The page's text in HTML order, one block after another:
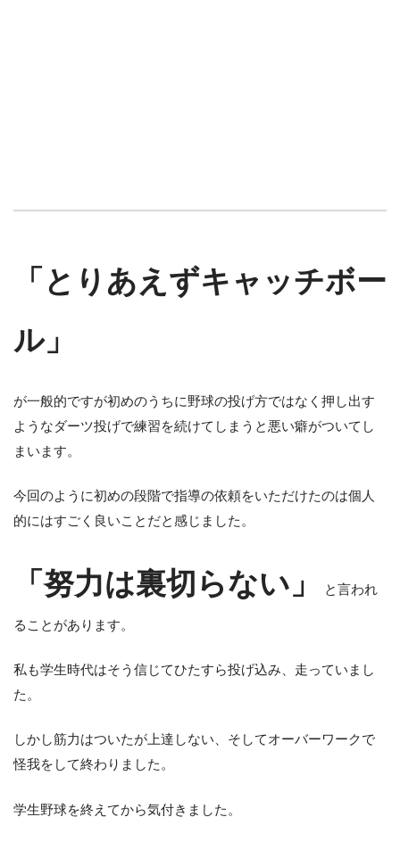
「とりあえずキャッチボー
ル」
が一般的ですが初めのうちに野球の投げ方ではなく押し出す
ようなダーツ投げで練習を続けてしまうと悪い癖がついてし
まいます。
今回のように初めの段階で指導の依頼をいただけたのは個人
的にはすごく良いことだと感じました。
「努力は裏切らない」 と言われ
ることがあります。
私も学生時代はそう信じてひたすら投げ込み、走っていまし
た。
しかし筋力はついたが上達しない、そしてオーバーワークで
怪我をして終わりました。
学生野球を終えてから気付きました。